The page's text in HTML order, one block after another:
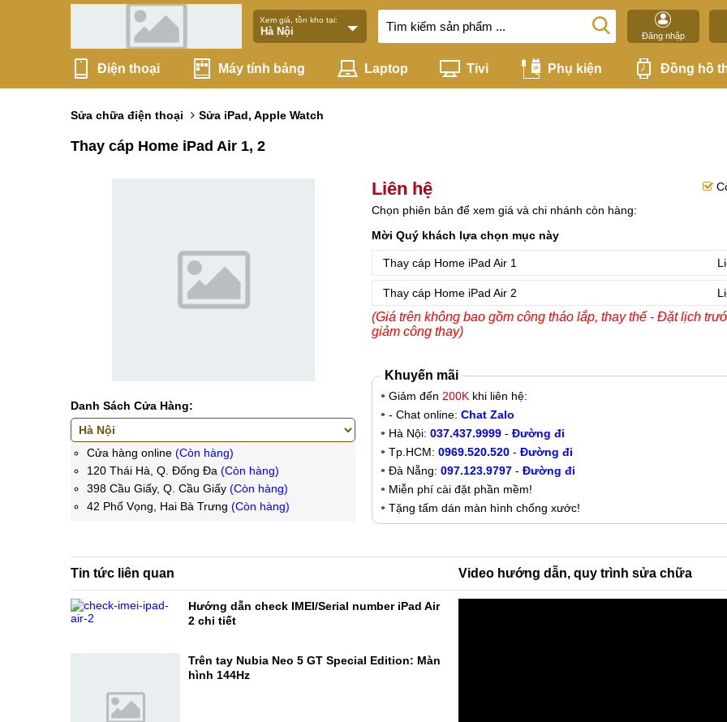
Xem giá, tồn kho tại:
Đăng nhập
Điện thoại Máy tính bảng Laptop Tivi Phụ kiện Đồng hồ
Sửa chữa điện thoại Sửa iPad, Apple Watch
Thay cáp Home iPad Air 1, 2
Danh Sách Cửa Hàng:
Cửa hàng online (Còn hàng)
120 Thái Hà, Q. Đống Đa (Còn hàng)
398 Cầu Giấy, Q. Cầu Giấy (Còn hàng)
42 Phố Vọng, Hai Bà Trưng (Còn hàng)
Liên hệ
Chọn phiên bản để xem giá và chi nhánh còn hàng:
Mời Quý khách lựa chọn mục này
Thay cáp Home iPad Air 1
Thay cáp Home iPad Air 2
(Giá trên không bao gồm công tháo lắp, thay thế - Đặt lịch
giảm công thay)
Khuyến mãi
Giảm đến 200K khi liên hệ:
- Chat online: Chat Zalo
Hà Nội: 037.437.9999 - Đường đi
Tp.HCM: 0969.520.520 - Đường đi
Đà Nẵng: 097.123.9797 - Đường đi
Miễn phí cài đặt phần mềm!
Tặng tấm dán màn hình chống xước!
Tin tức liên quan
Hướng dẫn check IMEI/Serial number iPad Air
2 chi tiết
Trên tay Nubia Neo 5 GT Special Edition: Màn
hình 144Hz
Video hướng dẫn, quy trình sửa chữa